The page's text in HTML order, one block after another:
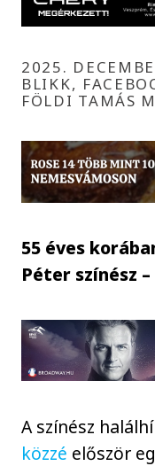
2025.
BLIKK,
FÖLDI TAMÁS
55 éves
Péter színész
A színész
közzé először